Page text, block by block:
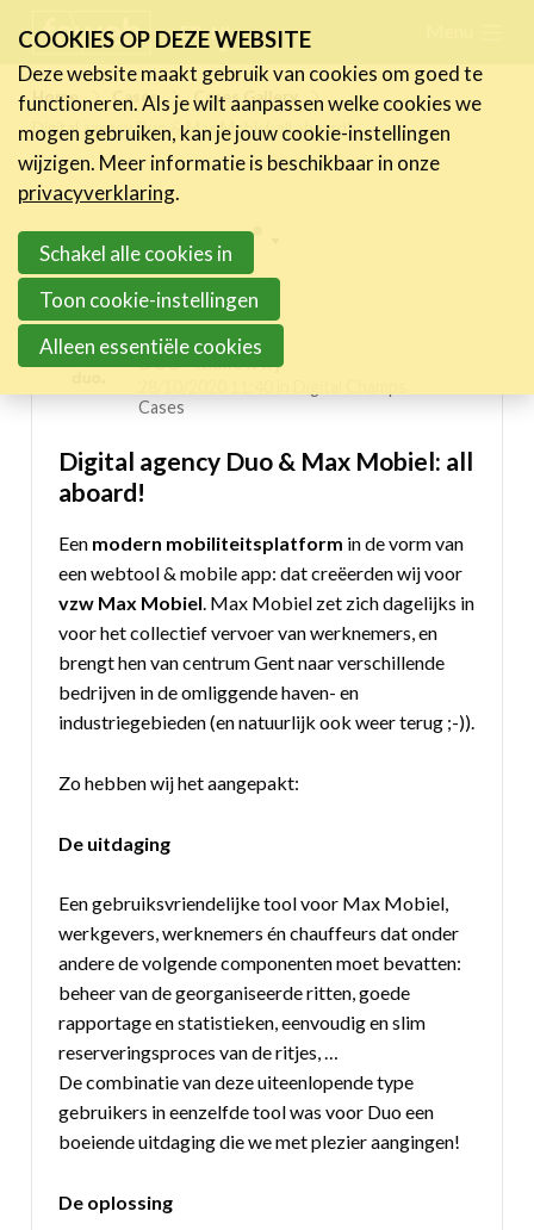
links
Jump
to
navigation
to
main
content
FR NL
Home Cases
Cases Gallery
Digital agency Duo & Max Mobiel: all aboard!
Inspiring projects menu
Digital Champs Cases
DUO - make it fly
Cases
Digital agency Duo & Max Mobiel: all
aboard!
Een modern mobiliteitsplatform in de vorm van
een webtool & mobile app: dat creëerden wij voor
vzw Max Mobiel. Max Mobiel zet zich dagelijks in
voor het collectief vervoer van werknemers, en
brengt hen van centrum Gent naar verschillende
bedrijven in de omliggende haven- en
industriegebieden (en natuurlijk ook weer terug ;-)).
Zo hebben wij het aangepakt:
De uitdaging
Een gebruiksvriendelijke tool voor Max Mobiel,
werkgevers, werknemers én chauffeurs dat onder
andere de volgende componenten moet bevatten:
beheer van de georganiseerde ritten, goede
rapportage en statistieken, eenvoudig en slim
reserveringsproces van de ritjes, …
De combinatie van deze uiteenlopende type
gebruikers in eenzelfde tool was voor Duo een
boeiende uitdaging die we met plezier aangingen!
De oplossing
Nieuws
Activiteiten
Expertise
Toolbox
Bedrijvenzoeker
Lid worden Account
Zoeken
COOKIES OP DEZE WEBSITE
Deze website maakt gebruik van cookies om goed te
functioneren. Als je wilt aanpassen welke cookies we
mogen gebruiken, kan je jouw cookie-instellingen
wijzigen. Meer informatie is beschikbaar in onze
privacyverklaring.
Schakel alle cookies in
Toon cookie-instellingen
Alleen essentiële cookies